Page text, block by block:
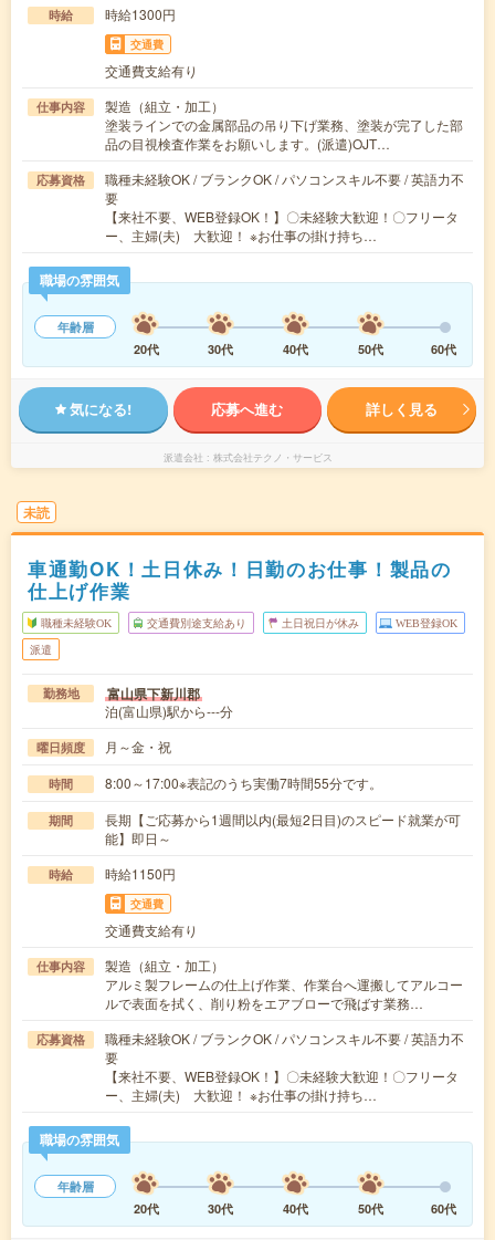
時給 時給1300円
交通費
交通費支給有り
仕事内容
製造（組立・加工）
塗装ラインでの金属部品の吊り下げ業務、塗装が完了した部
品の目視検査作業をお願いします。(派遣)OJT…
応募資格
職種未経験OK / ブランクOK / パソコンスキル不要 / 英語力不
要
【来社不要、WEB登録OK！】〇未経験大歓迎！〇フリータ
ー、主婦(夫) 大歓迎！ ※お仕事の掛け持ち…
職場の雰囲気
年齢層
20代
30代 40代 50代 60代
気になる! 応募へ進む 詳しく見る
派遣会社 株式会社テクノ・サービス
未読
車通勤OK！土日休み！日勤のお仕事！製品の
仕上げ作業
職種未経験OK 交通費別途支給あり 土日祝日が休み WEB登録OK
派遣
勤務地 富山県下新川郡
泊(富山県)駅から---分
曜日頻度 月～金・祝
時間 8:00～17:00※表記のうち実働7時間55分です。
期間
長期【ご応募から1週間以内(最短2日目)のスピード就業が可
能】即日～
時給 時給1150円
交通費
交通費支給有り
仕事内容
製造（組立・加工）
アルミ製フレームの仕上げ作業、作業台へ運搬してアルコー
ルで表面を拭く、削り粉をエアブローで飛ばす業務…
応募資格
職種未経験OK / ブランクOK / パソコンスキル不要 / 英語力不
要
【来社不要、WEB登録OK！】〇未経験大歓迎！〇フリータ
ー、主婦(夫) 大歓迎！ ※お仕事の掛け持ち…
職場の雰囲気
年齢層
20代
30代 40代 50代 60代